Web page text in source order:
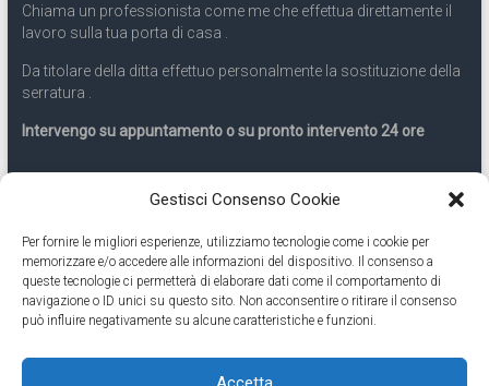
Gestisci Consenso Cookie
Per fornire le migliori esperienze, utilizziamo tecnologie come i cookie per
memorizzare e/o accedere alle informazioni del dispositivo. Il consenso a
queste tecnologie ci permetterà di elaborare dati come il comportamento di
navigazione o ID unici su questo sito. Non acconsentire o ritirare il consenso
può influire negativamente su alcune caratteristiche e funzioni.
Chiama un professionista come me che effettua direttamente il
lavoro sulla tua porta di casa .
Da titolare della ditta effettuo personalmente la sostituzione della
serratura .
Intervengo su appuntamento o su pronto intervento 24 ore
Servizio 24 ore
Cell331.9899963
Eseguiamo anche lavori di apertura porte pronto intervento 24
ore